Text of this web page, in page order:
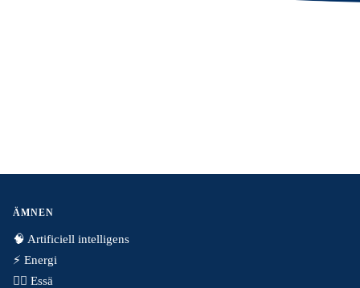
ÄMNEN
🧠 Artificiell intelligens
⚡️ Energi
✍🏼 Essä